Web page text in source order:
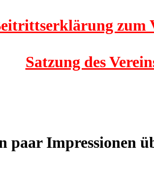
zum
Satzung des
paar Impressionen